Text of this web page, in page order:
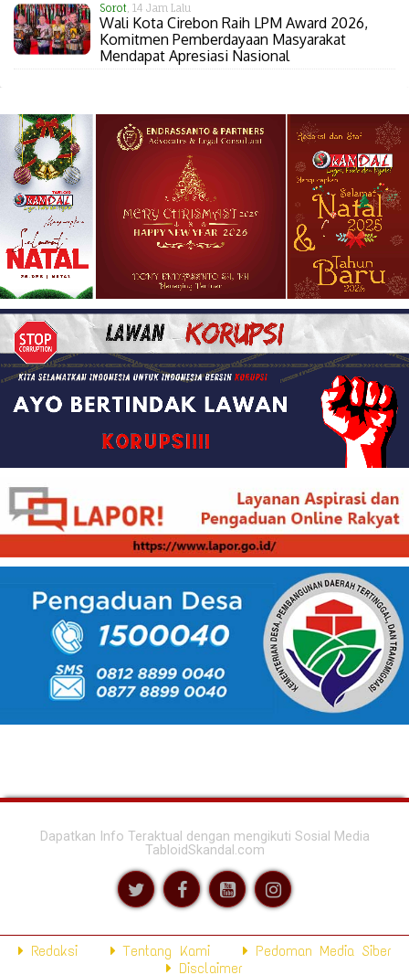
Sorot, 14 Jam Lalu
Wali Kota Cirebon Raih LPM Award 2026,
Komitmen Pemberdayaan Masyarakat
Mendapat Apresiasi Nasional
Dapatkan Info Teraktual dengan mengikuti Sosial Media
TabloidSkandal.com
Redaksi Tentang Kami
Pedoman Media Siber
Disclaimer